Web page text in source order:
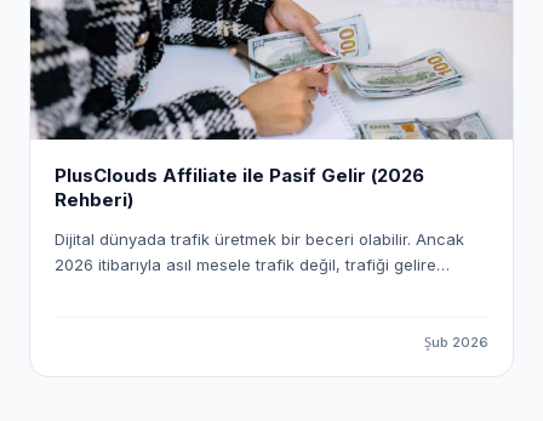
PlusClouds Affiliate ile Pasif Gelir (2026
Rehberi)
Dijital dünyada trafik üretmek bir beceri olabilir. Ancak
2026 itibarıyla asıl mesele trafik değil, trafiği gelire
komisyonlu ürün satma dönemi kapandı. Gerçek kazanç;
Şub 2026